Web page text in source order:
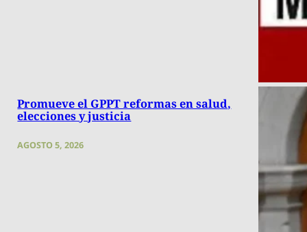
Promueve el GPPT reformas en salud,
elecciones y justicia
AGOSTO 5, 2026